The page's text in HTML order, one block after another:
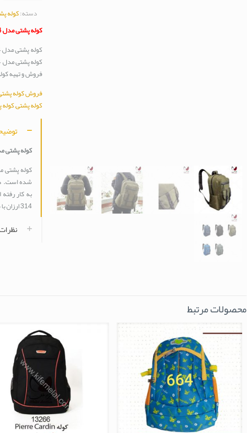
کوله پشتی مدل 314
فروش و تهیه کوله پشتی مدل
دسته:کوله
فروش کوله پشتی
کوله پشتی,
کوله پشتی
به کار
314 ارزان با ما تماس بگیرید.
نظرات
محصولات مرتبط